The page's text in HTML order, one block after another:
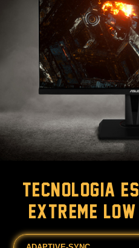
TECNOLOGIA
EXTREME